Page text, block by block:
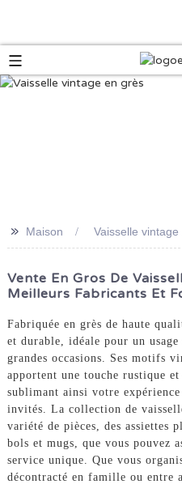
>> Maison Vaisselle
Vente En Gros De
Meilleurs Fabricants Et
Fabriquée en grès de haute
et durable, idéale pour un
grandes occasions. Ses motifs
apportent une touche rustique et
sublimant ainsi votre
invités. La collection de
variété de pièces, des assiettes
bols et mugs, que vous pouvez
service unique. Que vous
décontracté en famille ou entre